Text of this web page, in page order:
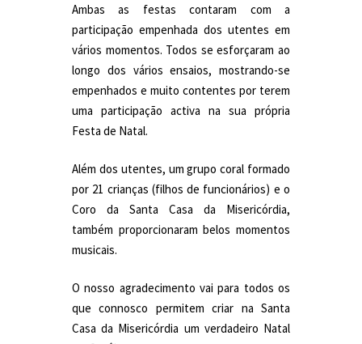
Ambas as festas contaram com a
participação empenhada dos utentes em
vários momentos. Todos se esforçaram ao
longo dos vários ensaios, mostrando-se
empenhados e muito contentes por terem
uma participação activa na sua própria
Festa de Natal.
Além dos utentes, um grupo coral formado
por 21 crianças (filhos de funcionários) e o
Coro da Santa Casa da Misericórdia,
também proporcionaram belos momentos
musicais.
O nosso agradecimento vai para todos os
que connosco permitem criar na Santa
Casa da Misericórdia um verdadeiro Natal